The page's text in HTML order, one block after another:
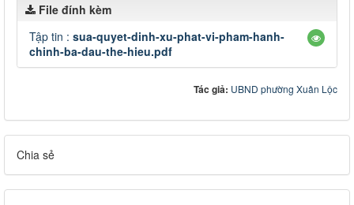
File đính kèm
Tập tin : sua-quyet-dinh-xu-phat-vi-pham-hanh-
chinh-ba-dau-the-hieu.pdf
Tác giả: UBND phường Xuân Lộc
Chia sẻ